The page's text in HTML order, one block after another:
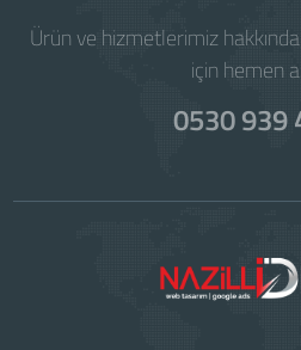
Ürün ve hizmetlerimiz
için hemen
0530 939